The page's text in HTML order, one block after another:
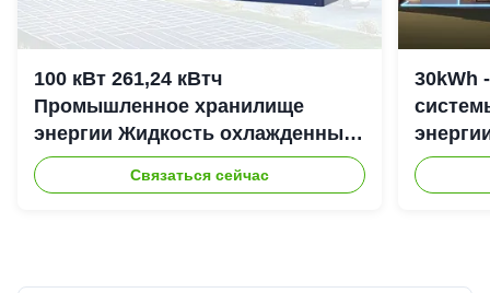
100 кВт 261,24 кВтч
Промышленное хранилище
энергии Жидкость охлажденный
шкаф для хранения энергии IP54
Связаться сейчас
30kWh